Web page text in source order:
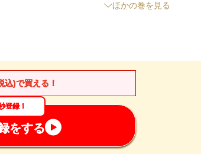
ほかの巻を見る
込)で買える！
登録！
をする